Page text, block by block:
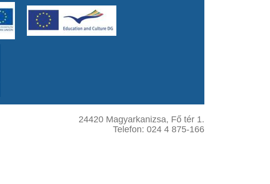
24420 Magyarkanizsa, Fő tér 1.
Telefon: 024 4 875-166